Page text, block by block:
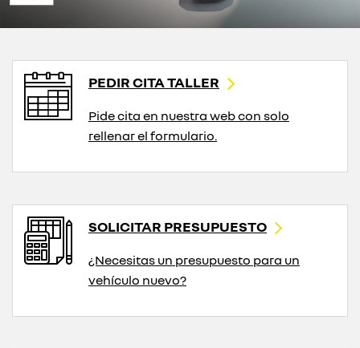
PEDIR CITA TALLER
Pide cita en nuestra web con solo
rellenar el formulario.
SOLICITAR PRESUPUESTO
¿Necesitas un presupuesto para un
vehículo nuevo?